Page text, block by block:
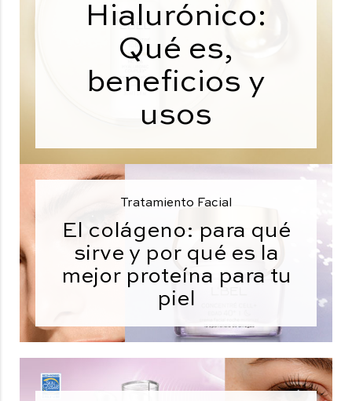
Hialurónico:
Qué es,
beneficios y
usos
Tratamiento Facial
El colágeno: para qué
sirve y por qué es la
mejor proteína para tu
piel